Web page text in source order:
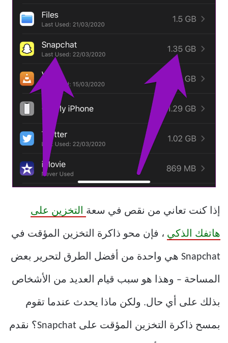
إذا كنت تعاني من نقص في سعة التخزين على
هاتفك الذكي ، فإن محو ذاكرة التخزين المؤقت في
Snapchat هي واحدة من أفضل الطرق لتحرير بعض
المساحة – وهذا هو سبب قيام العديد من الأشخاص
بذلك على أي حال. ولكن ماذا يحدث عندما تقوم
بمسح ذاكرة التخزين المؤقت على Snapchat؟ نقدم